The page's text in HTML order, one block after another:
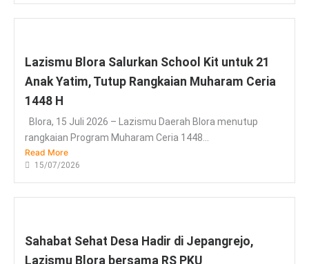
Lazismu Blora Salurkan School Kit untuk 21
Anak Yatim, Tutup Rangkaian Muharam Ceria
1448 H
Blora, 15 Juli 2026 – Lazismu Daerah Blora menutup
rangkaian Program Muharam Ceria 1448...
Read More
15/07/2026
Sahabat Sehat Desa Hadir di Jepangrejo,
Lazismu Blora bersama RS PKU